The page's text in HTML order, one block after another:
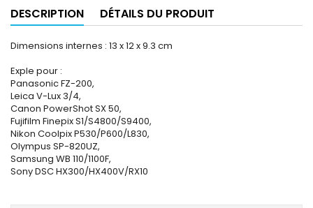
DESCRIPTION DÉTAILS DU PRODUIT
Dimensions internes : 13 x 12 x 9.3 cm
Exple pour :
Panasonic FZ-200,
Leica V-Lux 3/4,
Canon PowerShot SX 50,
Fujifilm Finepix S1/S4800/S9400,
Nikon Coolpix P530/P600/L830,
Olympus SP-820UZ,
Samsung WB 110/1100F,
Sony DSC HX300/HX400V/RX10